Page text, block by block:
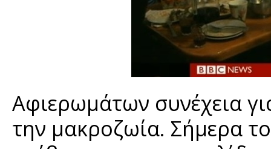
Αφιερωμάτων συνέχεια
την μακροζωία. Σήμερα